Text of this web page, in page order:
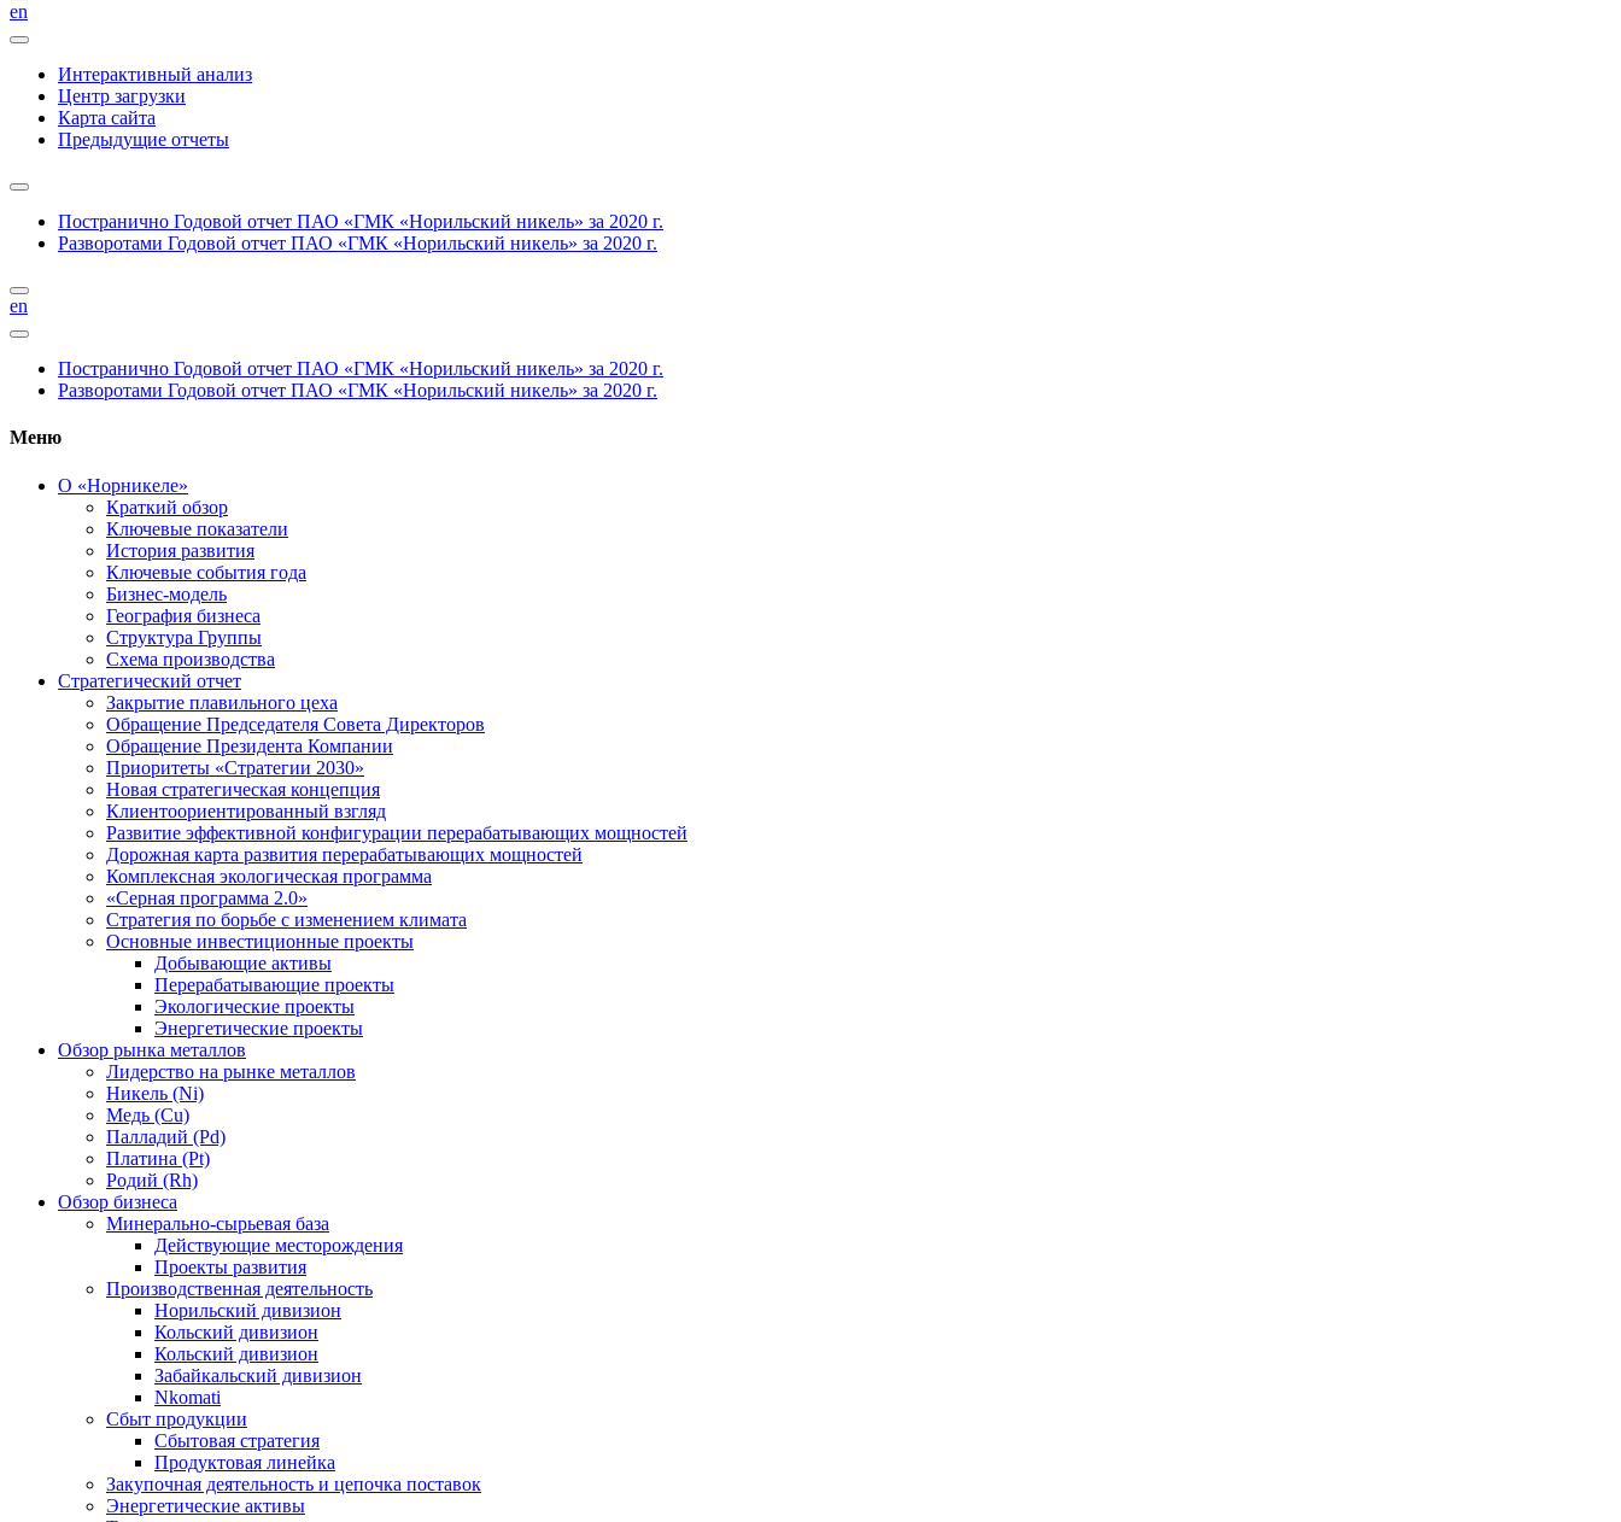
en
Интерактивный анализ
Центр загрузки
Карта сайта
Предыдущие отчеты
Постранично Годовой отчет ПАО «ГМК «Норильский никель» за 2020 г.
Разворотами Годовой отчет ПАО «ГМК «Норильский никель» за 2020 г.
en
Постранично Годовой отчет ПАО «ГМК «Норильский никель» за 2020 г.
Разворотами Годовой отчет ПАО «ГМК «Норильский никель» за 2020 г.
Меню
О «Норникеле»
Краткий обзор
Ключевые показатели
История развития
Ключевые события года
Бизнес-модель
География бизнеса
Структура Группы
Схема производства
Стратегический отчет
Закрытие плавильного цеха
Обращение Председателя Совета Директоров
Обращение Президента Компании
Приоритеты «Стратегии 2030»
Новая стратегическая концепция
Клиентоориентированный взгляд
Развитие эффективной конфигурации перерабатывающих мощностей
Дорожная карта развития перерабатывающих мощностей
Комплексная экологическая программа
«Серная программа 2.0»
Стратегия по борьбе с изменением климата
Основные инвестиционные проекты
Добывающие активы
Перерабатывающие проекты
Экологические проекты
Энергетические проекты
Обзор рынка металлов
Лидерство на рынке металлов
Никель (Ni)
Медь (Cu)
Палладий (Pd)
Платина (Pt)
Родий (Rh)
Обзор бизнеса
Минерально-сырьевая база
Действующие месторождения
Проекты развития
Производственная деятельность
Норильский дивизион
Кольский дивизион
Кольский дивизион
Забайкальский дивизион
Nkomati
Сбыт продукции
Сбытовая стратегия
Продуктовая линейка
Закупочная деятельность и цепочка поставок
Энергетические активы